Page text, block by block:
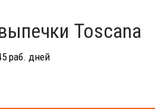
Toscana
раб. дней